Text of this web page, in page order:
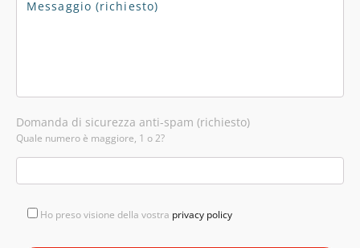
Domanda di sicurezza anti-spam (richiesto)
Quale numero è maggiore, 1 o 2?
Ho preso visione della vostra privacy policy